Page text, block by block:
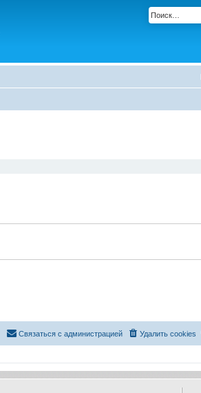
Удалить cookies
Связаться с администрацией